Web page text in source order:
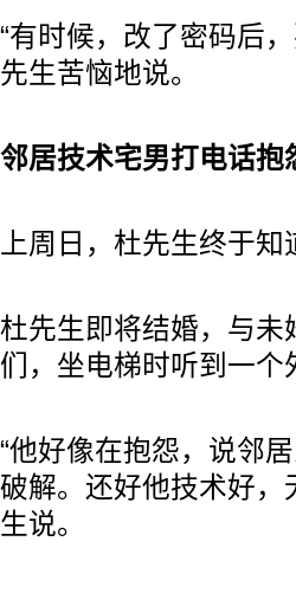
“有时候，改了密码后
先生苦恼地说。
邻居技术宅男打电话
上周日，杜先生终于
杜先生即将结婚，与
们，坐电梯时听到一
“他好像在抱怨，说邻
破解。还好他技术好，
生说。